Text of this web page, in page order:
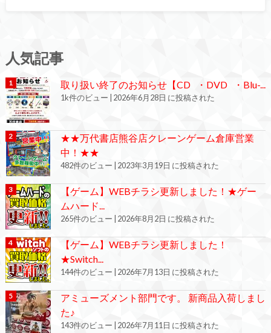
人気記事
取り扱い終了のお知らせ【CD ・DVD ・Blu-...
1k件のビュー 2026年6月28日 に投稿された
★★万代書店熊谷店クレーンゲーム倉庫営業
中！★★
482件のビュー 2023年3月19日 に投稿された
【ゲーム】WEBチラシ更新しました！★ゲー
ムハード...
265件のビュー 2026年8月2日 に投稿された
【ゲーム】WEBチラシ更新しました！
★Switch...
144件のビュー 2026年7月13日 に投稿された
アミューズメント部門です。 新商品入荷しまし
た♪
143件のビュー 2026年7月11日 に投稿された